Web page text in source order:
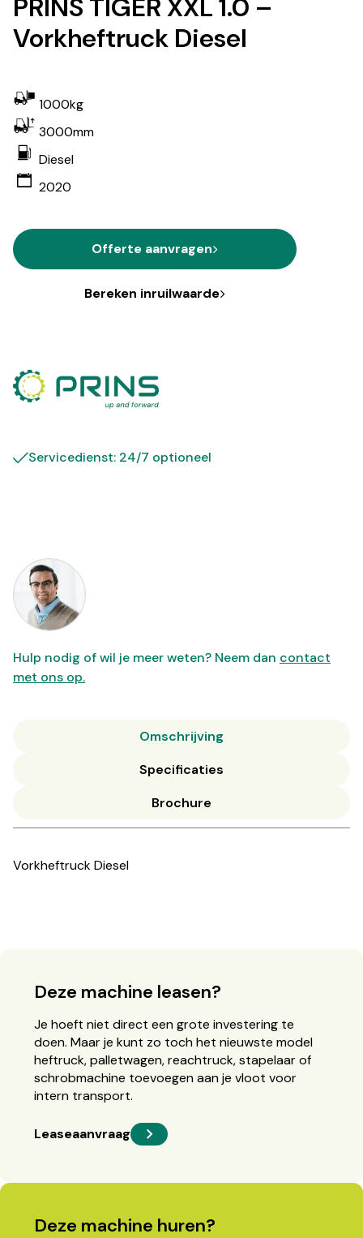
PRINS TIGER XXL 1.0 –
Vorkheftruck Diesel
1000kg
3000mm
Diesel
2020
Offerte aanvragen
Bereken inruilwaarde
Servicedienst: 24/7 optioneel
Hulp nodig of wil je meer weten? Neem dan contact
met ons op.
Omschrijving
Specificaties
Brochure
Vorkheftruck Diesel
Deze machine leasen?
Je hoeft niet direct een grote investering te
doen. Maar je kunt zo toch het nieuwste model
heftruck, palletwagen, reachtruck, stapelaar of
schrobmachine toevoegen aan je vloot voor
intern transport.
Leaseaanvraag
Deze machine huren?